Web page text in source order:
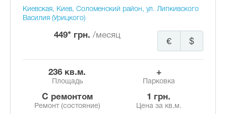
Киевская, Киев, Соломенский район, ул. Липкивского
Василия (Урицкого)
449* грн. /месяц
$
€
236 кв.м.
Площадь
+
Парковка
с ремонтом
Ремонт (состояние)
1 грн.
Цена за кв.м.